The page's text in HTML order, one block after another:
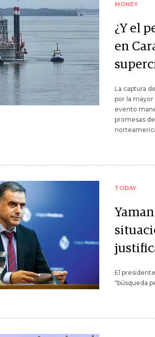
MONEY
¿Y el
en
La captura
por la
evento
promesas
TODAY
El
"búsqueda